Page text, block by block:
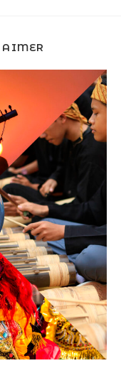
AIMER